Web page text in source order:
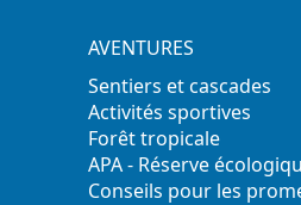
AVENTURES
Sentiers et cascades
Activités sportives
Forêt tropicale
APA - Réserve
Conseils pour les